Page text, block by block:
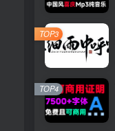
TOP3
TOP4